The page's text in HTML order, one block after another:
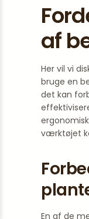
af
Her vil vi
bruge en
det kan
værktøjet
En af de